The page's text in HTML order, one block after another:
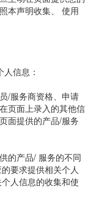
本声明收集、 使用
信息：
/服务商资格、申请
页面上录入的其他信
面提供的产品/服务
的产品/ 服务的不同
要求提供相关个人
人信息的收集和使